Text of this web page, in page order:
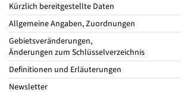
Kürzlich bereitgestellte Daten
Allgemeine Angaben, Zuordnungen
Gebietsveränderungen,
Änderungen zum Schlüsselverzeichnis
Definitionen und Erläuterungen
Newsletter